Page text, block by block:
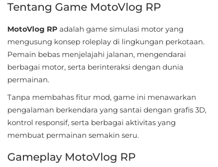
Shooting
Simulation
Sports
Standalone
Story-
Driven
Strategi
Trivia
Tentang Game MotoVlog RP
MotoVlog RP adalah game simulasi motor yang
mengusung konsep roleplay di lingkungan perkotaan.
Pemain bebas menjelajahi jalanan, mengendarai
berbagai motor, serta berinteraksi dengan dunia
permainan.
Tanpa membahas fitur mod, game ini menawarkan
pengalaman berkendara yang santai dengan grafis 3D,
kontrol responsif, serta berbagai aktivitas yang
membuat permainan semakin seru.
Gameplay MotoVlog RP